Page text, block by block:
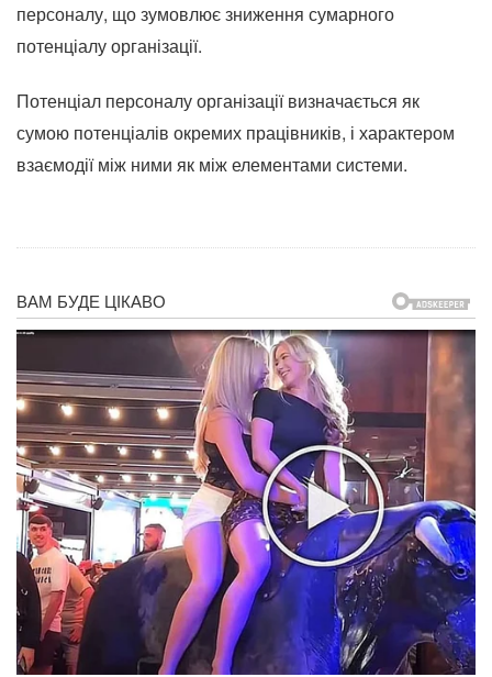
персоналу, що зумовлює зниження сумарного
потенціалу організації.
Потенціал персоналу організації визначається як
сумою потенціалів окремих працівників, і характером
взаємодії між ними як між елементами системи.